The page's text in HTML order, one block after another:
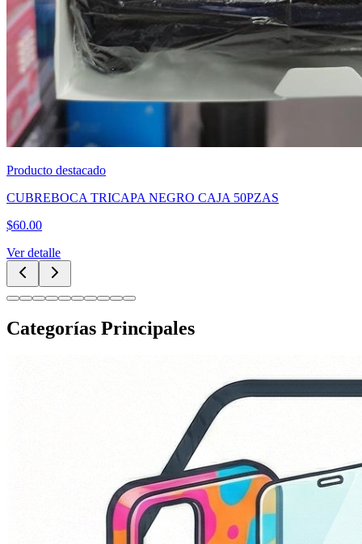
Producto destacado
PILA 1HORA PAQUETE 4 PZAS AAA GAR135
$29.00
Ver detalle
Categorías Principales